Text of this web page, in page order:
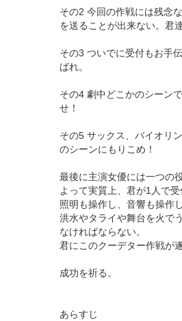
その2 今回の作戦には残念
を送ることが出来ない。君
その3 ついでに受付もお手
ばれ。
その4 劇中どこかのシーン
せ！
その5 サックス、バイオリ
のシーンにもりこめ！
最後に主演女優には一つの
よって実質上、君が1人で
照明も操作し、音響も操作し
洪水やタライや舞台を火で
なければならない。
君にこのクーデター作戦が
成功を祈る。
あらすじ